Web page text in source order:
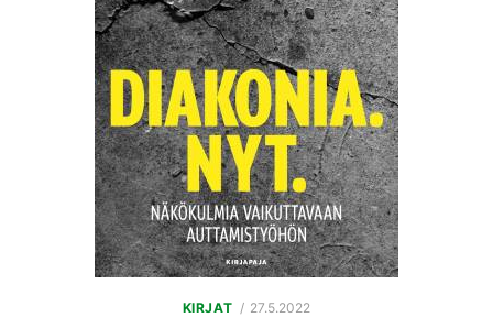
KIRJAT
POSTED
27.5.2022